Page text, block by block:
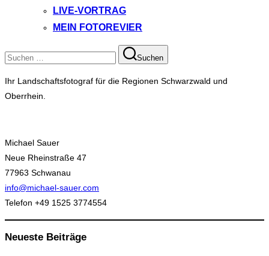
LIVE-VORTRAG
MEIN FOTOREVIER
Suchen
nach:
Suchen
Ihr Landschaftsfotograf für die Regionen Schwarzwald und
Oberrhein.
Michael Sauer
Neue Rheinstraße 47
77963 Schwanau
info@michael-sauer.com
Telefon +49 1525 3774554
Neueste Beiträge